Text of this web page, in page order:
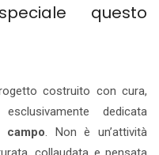
questo
costruito con cura,
dedicata
campo. Non è un’attività